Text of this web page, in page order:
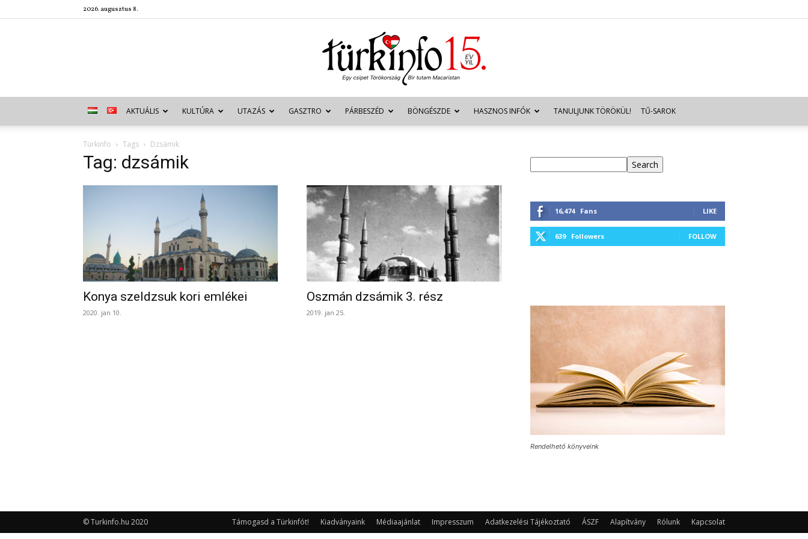
2026. augusztus 8.
Türkinfo
AKTUÁLIS KULTÚRA UTAZÁS GASZTRO PÁRBESZÉD BÖNGÉSZDE HASZNOS INFÓK TANULJUNK TÖRÖKÜL! TŰ-SAROK
Türkinfo Tags Dzsámik
Tag: dzsámik
Konya szeldzsuk kori emlékei
2020. jan 10.
Oszmán dzsámik 3. rész
2019. jan 25.
Search
16,474 Fans LIKE
639 Followers FOLLOW
Rendelhető könyveink
Támogasd a Türkinfót! Kiadványaink Médiaajánlat Impresszum Adatkezelési Tájékoztató ÁSZF Alapítvány Rólunk Kapcsolat
© Turkinfo.hu 2020